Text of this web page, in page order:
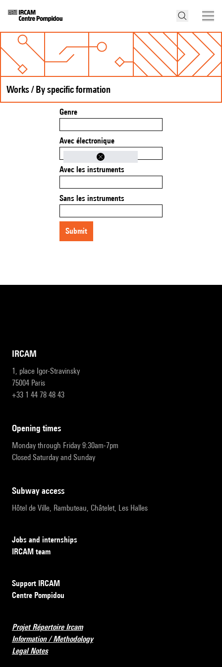
Works / By specific formation
Genre
Avec électronique
Avec les instruments
Sans les instruments
submit
IRCAM
1, place Igor-Stravinsky
75004 Paris
+33 1 44 78 48 43
opening times
Monday through Friday 9:30am-7pm
Closed Saturday and Sunday
subway access
Hôtel de Ville, Rambuteau, Châtelet, Les Halles
Jobs and internships
IRCAM team
Support IRCAM
Centre Pompidou
Projet Répertoire Ircam
Information / Methodology
Legal Notes